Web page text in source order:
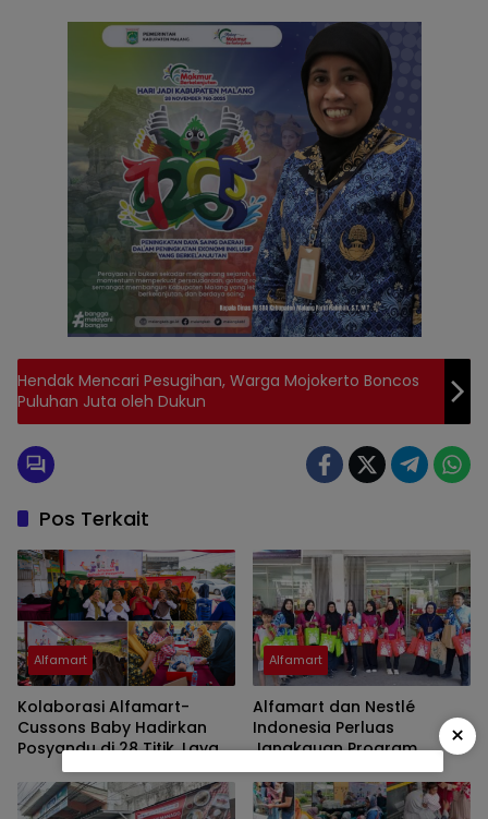
Hendak Mencari Pesugihan, Warga Mojokerto Boncos
Puluhan Juta oleh Dukun
Pos Terkait
Alfamart
Kolaborasi Alfamart-
Cussons Baby Hadirkan
Posyandu di 28 Titik, Layani
2.800 Ibu dan Anak
Alfamart
Alfamart dan Nestlé
Indonesia Perluas
Jangkauan Program
Sahabat Posyandu untuk
Ribuan Ibu dan Anak
×